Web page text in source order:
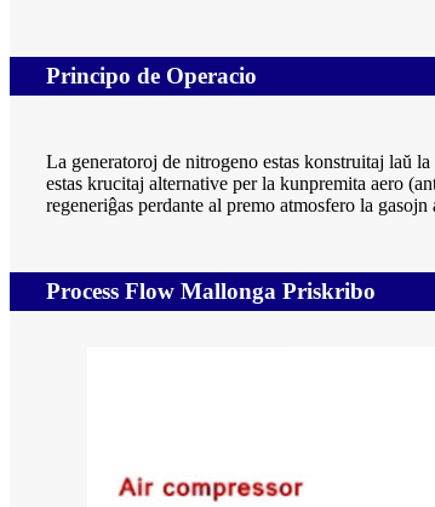
Principo de Operacio
La generatoroj de nitrogeno estas konstruitaj laŭ
estas krucitaj alternative per la kunpremita aero
regeneriĝas perdante al premo atmosfero la
Process Flow Mallonga Priskribo